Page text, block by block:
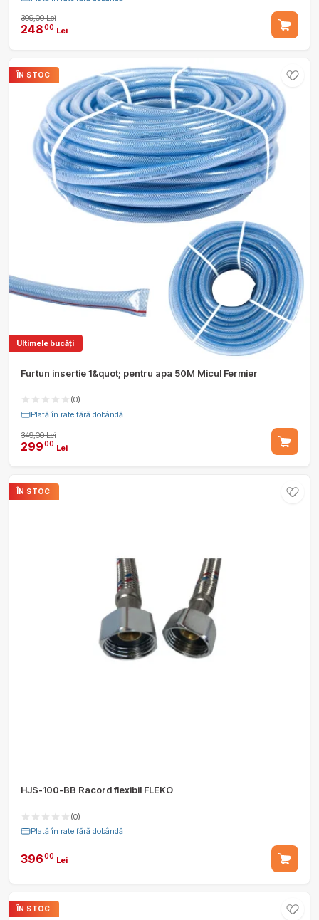
309,00 Lei
24800 Lei
ÎN STOC
Ultimele bucăți
Furtun insertie 1&quot; pentru apa 50M Micul Fermier
(0)
Plată în rate fără dobândă
349,00 Lei
29900 Lei
ÎN STOC
HJS-100-BB Racord flexibil FLEKO
(0)
Plată în rate fără dobândă
39600 Lei
ÎN STOC